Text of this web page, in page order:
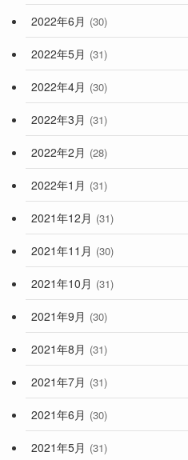
2022年6月 (30)
2022年5月 (31)
2022年4月 (30)
2022年3月 (31)
2022年2月 (28)
2022年1月 (31)
2021年12月 (31)
2021年11月 (30)
2021年10月 (31)
2021年9月 (30)
2021年8月 (31)
2021年7月 (31)
2021年6月 (30)
2021年5月 (31)